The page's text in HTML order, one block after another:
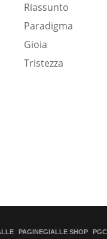
Riassunto
Paradigma
Gioia
Tristezza
PAGINEGIALLE SHOP